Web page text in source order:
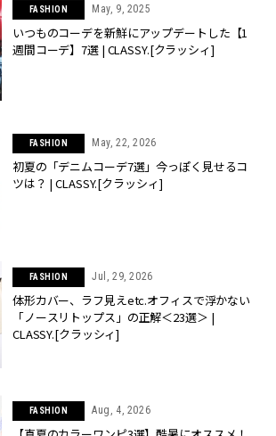
FASHION May, 9, 2025
いつものコーデを新鮮にアップデートした【1
週間コーデ】7選 | CLASSY.[クラッシィ]
FASHION May, 22, 2026
初夏の「デニムコーデ7選」今っぽく見せるコ
ツは？ | CLASSY.[クラッシィ]
FASHION Jul, 29, 2026
体形カバー、ラフ見えetc.オフィスで浮かない
「ノースリトップス」の正解＜23選＞ |
CLASSY.[クラッシィ]
FASHION Aug, 4, 2026